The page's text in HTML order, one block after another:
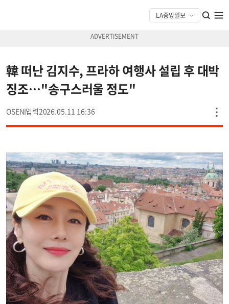
韓 떠난 김지수, 프라하 여행사 설립 후 대박
징조…"송구스러울 정도"
OSEN 2026.05.11 16:36